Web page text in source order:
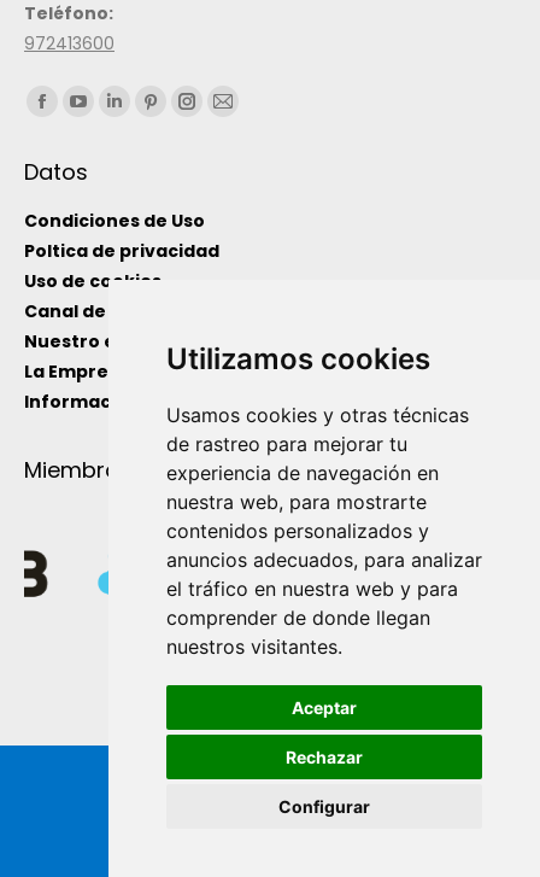
Utilizamos cookies
Usamos cookies y otras técnicas
de rastreo para mejorar tu
experiencia de navegación en
nuestra web, para mostrarte
contenidos personalizados y
anuncios adecuados, para analizar
el tráfico en nuestra web y para
comprender de donde llegan
nuestros visitantes.
Aceptar
Rechazar
Configurar
Teléfono:
972413600
Encuéntranos en:
Datos
Condiciones de Uso
Poltica de privacidad
Uso de cookies
Canal de información interno
Nuestro equipo
La Empresa
Información de Utilidad
Miembro de